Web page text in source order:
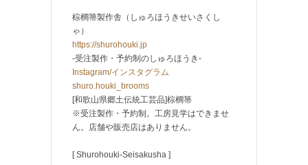
棕櫚箒製作舎（しゅろほうきせいさくし
ゃ）
https://shurohouki.jp
-受注製作・予約制のしゅろほうき-
Instagram/インスタグラム
shuro.houki_brooms
[和歌山県郷土伝統工芸品]棕櫚箒
※受注製作・予約制。工房見学はできませ
ん。店舗や販売店はありません。
[ Shurohouki-Seisakusha ]